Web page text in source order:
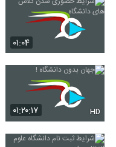
۰۱:۰۴
۰۱:۲۰:۱۷ HD